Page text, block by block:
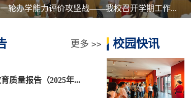
轮办学能力评价攻坚战——我校召开学期工作...
更多 >>
质量报告（2025年...
校园快讯